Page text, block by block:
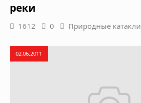
реки
1612 0 Природные
02.06.2011